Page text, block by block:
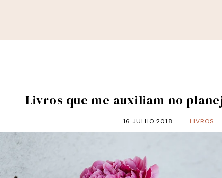
Livros que me auxiliam no
16 JULHO 2018 LIVROS